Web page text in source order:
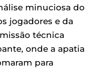
minuciosa do
jogadores e da
técnica
onde a apatia
para